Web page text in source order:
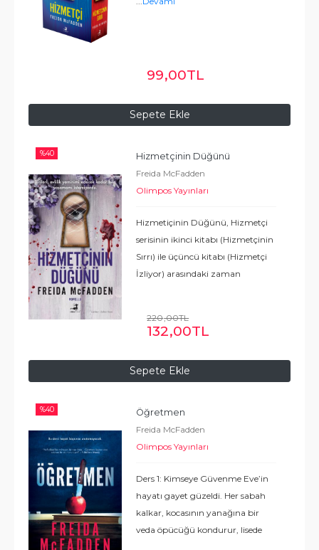
Sepete Ekle
99,00TL
%40
Sepete Ekle
Hizmetçinin Düğünü
Freida McFadden
Olimpos Yayınları
Hizmetiçinin Düğünü, Hizmetçi
serisinin ikinci kitabı (Hizmetçinin
Sırrı) ile üçüncü kitabı (Hizmetçi
İzliyor) arasındaki zaman
ikinci ve üçüncü kitap arasında
220,00TL
132,00TL
%40
Öğretmen
Freida McFadden
Olimpos Yayınları
Ders 1: Kimseye Güvenme Eve’in
hayatı gayet güzeldi. Her sabah
kalkar, kocasının yanağına bir
veda öpücüğü kondurur, lisede